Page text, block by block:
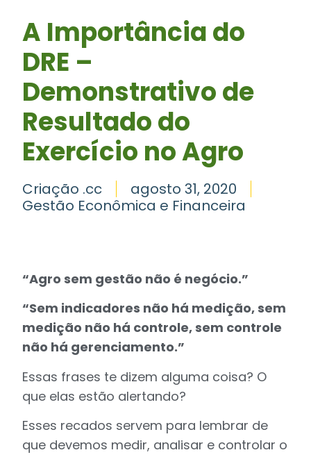
A Importância do
DRE –
Demonstrativo de
Resultado do
Exercício no Agro
Criação .cc
agosto 31, 2020
Gestão Econômica e Financeira
“Agro sem gestão não é negócio.”
“Sem indicadores não há medição, sem
medição não há controle, sem controle
não há gerenciamento.”
Essas frases te dizem alguma coisa? O
que elas estão alertando?
Esses recados servem para lembrar de
que devemos medir, analisar e controlar o